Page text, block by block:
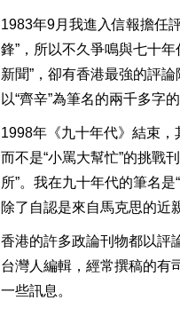
1983年9月我進入信報擔任
鋒”，所以不久爭鳴與七十
新聞”，卻有香港最強的評
以“齊辛”為筆名的兩千多字
1998年《九十年代》結束，
而不是“小罵大幫忙”的挑戰
所”。我在九十年代的筆名是
除了自認是來自馬克思的近
香港的許多政論刊物都以評
台灣人編輯，經常撰稿的有
一些訊息。